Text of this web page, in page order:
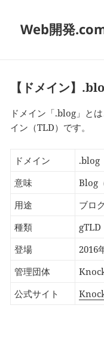
Web開発
【ドメイン】
ドメイン「.blog」と
イン（TLD）です。
ドメイン
.blog
意味
Blog
用途
ブロ
種類
gTLD
登場
2016
管理団体
公式サイト